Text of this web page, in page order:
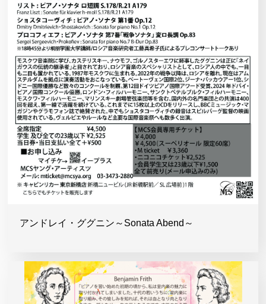
アンドレイ・ググニン～Sonata Abend～